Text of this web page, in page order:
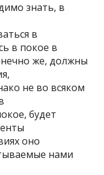
знать, в
в
в покое в
же, должны
не во всяком
будет
оно
нами